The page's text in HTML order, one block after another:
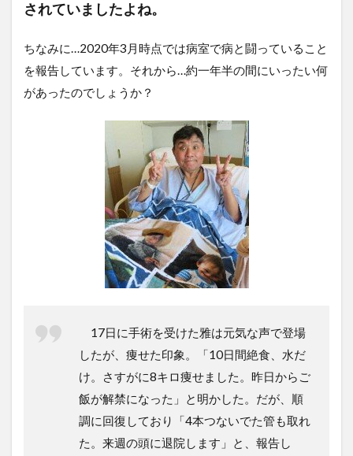
されていましたよね。
ちなみに…2020年3月時点では病室で病と闘っていること
を報告しています。それから…約一年半の間にいったい何
があったのでしょうか？
17日に手術を受けた雅は元気な声で登場
したが、痩せた印象。「10日間絶食、水だ
け。さすがに8キロ痩せました。昨日からご
飯が解禁になった」と明かした。だが、順
調に回復しており「4本つないでた管も取れ
た。来週の頭に退院します」と、報告し